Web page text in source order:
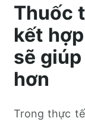
Thuốc
kết
sẽ
hơn
Trong thực